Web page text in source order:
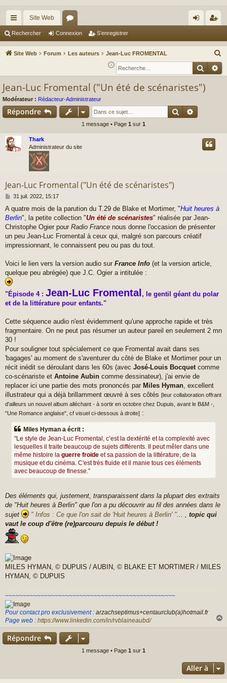
cc
ès
Site Web
or
u ne
xi
nr
eg
Rechercher Connexion S’enregistrer
Site Web Forum Les auteurs Jean-Luc FROMENTAL
e
c
Jean-Luc Fromental ("Un été de scénaristes")
Modérateur : Rédacteur-Administrateur
Répondre Rechercher
1 message • Page 1 sur 1
Thark
Administrateur du site
Jean-Luc Fromental ("Un été de scénaristes")
M
s
s
a
g
31 juil. 2022, 15:17
A quatre mois de la parution du T.29 de Blake et Mortimer, "Huit heures à
Berlin", la petite collection "Un été de scénaristes" réalisée par Jean-
Christophe Ogier pour Radio France nous donne l'occasion de présenter
un peu Jean-Luc Fromental à ceux qui, malgré son parcours créatif
impressionnant, le connaissent peu ou pas du tout.
Voici le lien vers la version audio sur France Info (et la version article,
quelque peu abrégée) que J.C. Ogier a intitulée :
"Épisode 4 : Jean-Luc Fromental , le gentil géant du polar
et de la littérature pour enfants."
Cette séquence audio n'est évidemment qu'une approche rapide et très
fragmentaire. On ne peut pas résumer un auteur pareil en seulement 2 mn
30 !
Pour souligner tout spécialement ce que Fromental avait dans ses
'bagages' au moment de s'aventurer du côté de Blake et Mortimer pour un
récit inédit se déroulant dans les 60s (avec José-Louis Bocquet comme
co-scénariste et Antoine Aubin comme dessinateur), j'ai envie de
replacer ici une partie des mots prononcés par Miles Hyman , excellent
illustrateur qui a déjà brillamment œuvré à ses côtés [leur collaboration offrant
d'ailleurs un nouvel album alléchant - à sortir en octobre chez Dupuis, avant le B&M -,
"Une Romance anglaise", cf visuel ci-dessous à droite] :
Miles Hyman a écrit :
"Le style de Jean-Luc Fromental, c’est la dextérité et la complexité avec
lesquelles il traite beaucoup de sujets différents. Il peut mêler dans une
même histoire la guerre froide et sa passion de la littérature, de la
musique et du cinéma. C'est très fluide et il manie tous ces éléments
avec beaucoup de finesse."
Des éléments qui, justement, transparaissent dans la plupart des extraits
de "Huit heures à Berlin" que l'on a pu découvrir au fil des années dans le
sujet
" Infos : Ce que l'on sait de 'Huit heures à Berlin' "
topic qui
vaut le coup d'être (re)parcouru depuis le début !
MILES HYMAN, © DUPUIS / AUBIN, © BLAKE ET MORTIMER / MILES
HYMAN, © DUPUIS
~~~~~~~~~~~~~~~~~~~~~~~~~~~~~~~~~~~~~~~~~~~~~~~~
Pour contact pro exclusivement : arzachseptimus+centaurclub(a)hotmail.fr
Page web : https://www.linkedin.com/in/rvblaineaubd/
Répondre
1 message • Page 1 sur 1
Aller à